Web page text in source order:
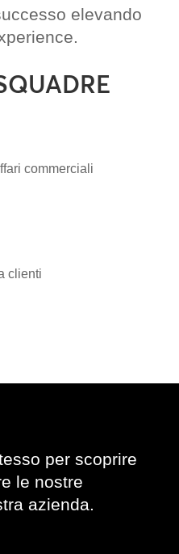
elevando
commerciali
clienti
per scoprire
le nostre
azienda.